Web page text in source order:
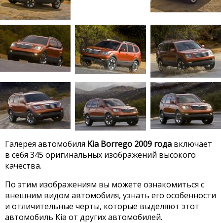
Галерея автомобиля Kia Borrego 2009 года включает
в себя 345 оригинальных изображений высокого
качества.
По этим изображениям вы можете ознакомиться с
внешним видом автомобиля, узнать его особенности
и отличительные черты, которые выделяют этот
автомобиль Kia от других автомобилей.